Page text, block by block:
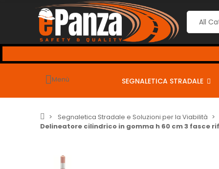
Menù SEGNALETICA STRADALE
Segnaletica Stradale e Soluzioni per la Viabilità
Delineatore cilindrico in gomma h 60 cm 3 fasce